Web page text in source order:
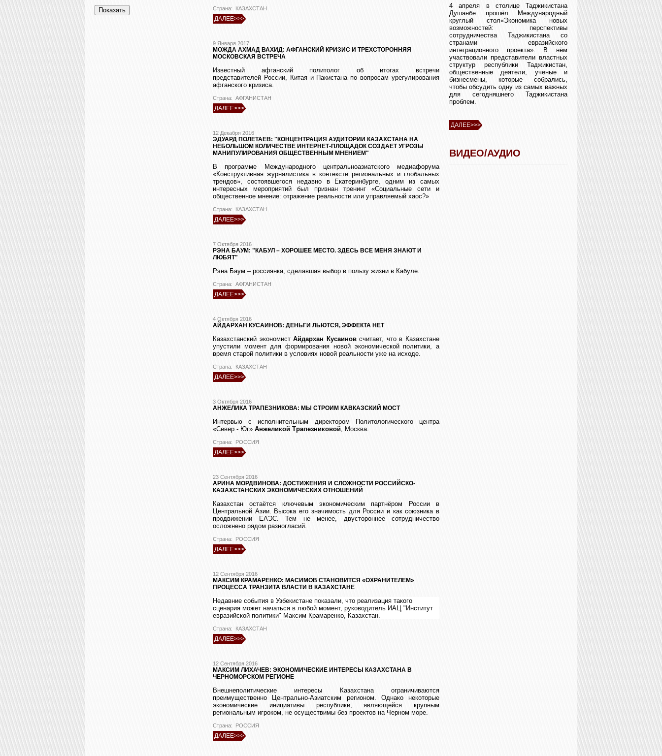
Страна: КАЗАХСТАН
ДАЛЕЕ>>>
9 Января 2017
МОЖДА АХМАД ВАХИД: АФГАНСКИЙ КРИЗИС И ТРЕХСТОРОННЯЯ
МОСКОВСКАЯ ВСТРЕЧА
Известный афганский политолог об итогах встречи
представителей России, Китая и Пакистана по вопросам урегулирования
афганского кризиса.
Страна: АФГАНИСТАН
ДАЛЕЕ>>>
12 Декабря 2016
ЭДУАРД ПОЛЕТАЕВ: "КОНЦЕНТРАЦИЯ АУДИТОРИИ КАЗАХСТАНА НА
НЕБОЛЬШОМ КОЛИЧЕСТВЕ ИНТЕРНЕТ-ПЛОЩАДОК СОЗДАЕТ УГРОЗЫ
МАНИПУЛИРОВАНИЯ ОБЩЕСТВЕННЫМ МНЕНИЕМ"
В программе Международного центральноазиатского медиафорума
«Конструктивная журналистика в контексте региональных и глобальных
трендов», состоявшегося недавно в Екатеринбурге, одним из самых
интересных мероприятий был признан тренинг «Социальные сети и
общественное мнение: отражение реальности или управляемый хаос?»
Страна: КАЗАХСТАН
ДАЛЕЕ>>>
7 Октября 2016
РЭНА БАУМ: "КАБУЛ – ХОРОШЕЕ МЕСТО. ЗДЕСЬ ВСЕ МЕНЯ ЗНАЮТ И
ЛЮБЯТ"
Рэна Баум – россиянка, сделавшая выбор в пользу жизни в Кабуле.
Страна: АФГАНИСТАН
ДАЛЕЕ>>>
4 Октября 2016
АЙДАРХАН КУСАИНОВ: ДЕНЬГИ ЛЬЮТСЯ, ЭФФЕКТА НЕТ
Казахстанский экономистАйдархан Кусаиновсчитает, что в Казахстане
упустили момент для формирования новой экономической политики, а
время старой политики в условиях новой реальности уже на исходе.
Страна: КАЗАХСТАН
ДАЛЕЕ>>>
3 Октября 2016
АНЖЕЛИКА ТРАПЕЗНИКОВА: МЫ СТРОИМ КАВКАЗСКИЙ МОСТ
Интервью с исполнительным директором Политологического центра
«Север - Юг» Анжеликой Трапезниковой , Москва.
Страна: РОССИЯ
ДАЛЕЕ>>>
23 Сентября 2016
АРИНА МОРДВИНОВА: ДОСТИЖЕНИЯ И СЛОЖНОСТИ РОССИЙСКО-
КАЗАХСТАНСКИХ ЭКОНОМИЧЕСКИХ ОТНОШЕНИЙ
Казахстан остаётся ключевым экономическим партнёром России в
Центральной Азии. Высока его значимость для России и как союзника в
продвижении ЕАЭС. Тем не менее, двустороннее сотрудничество
осложнено рядом разногласий.
Страна: РОССИЯ
ДАЛЕЕ>>>
12 Сентября 2016
МАКСИМ КРАМАРЕНКО: МАСИМОВ СТАНОВИТСЯ «ОХРАНИТЕЛЕМ»
ПРОЦЕССА ТРАНЗИТА ВЛАСТИ В КАЗАХСТАНЕ
Недавние события в Узбекистане показали, что реализация такого
сценария может начаться в любой момент, руководитель ИАЦ "Институт
евразийской политики" Максим Крамаренко, Казахстан.
Страна: КАЗАХСТАН
ДАЛЕЕ>>>
12 Сентября 2016
МАКСИМ ЛИХАЧЕВ: ЭКОНОМИЧЕСКИЕ ИНТЕРЕСЫ КАЗАХСТАНА В
ЧЕРНОМОРСКОМ РЕГИОНЕ
Внешнеполитические интересы Казахстана ограничиваются
преимущественно Центрально-Азиатским регионом. Однако некоторые
экономические инициативы республики, являющейся крупным
региональным игроком, не осуществимы без проектов на Черном море.
Страна: РОССИЯ
ДАЛЕЕ>>>
4 апреля в столице Таджикистана
Душанбе прошёл Международный
круглый стол«Экономика новых
возможностей: перспективы
сотрудничества Таджикистана со
странами евразийского
интеграционного проекта». В нём
участвовали представители властных
структур республики Таджикистан,
общественные деятели, ученые и
бизнесмены, которые собрались,
чтобы обсудить одну из самых важных
для сегодняшнего Таджикистана
проблем.
ДАЛЕЕ>>>
ВИДЕО/АУДИО